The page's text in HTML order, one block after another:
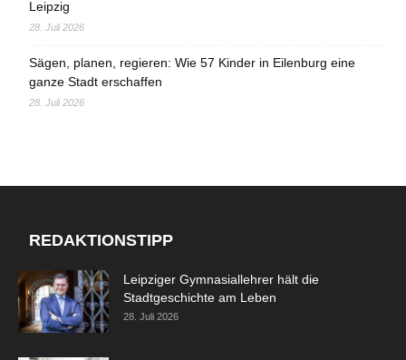
Leipzig
28. Juli 2026
Sägen, planen, regieren: Wie 57 Kinder in Eilenburg eine
ganze Stadt erschaffen
28. Juli 2026
REDAKTIONSTIPP
Leipziger Gymnasiallehrer hält die
Stadtgeschichte am Leben
28. Juli 2026